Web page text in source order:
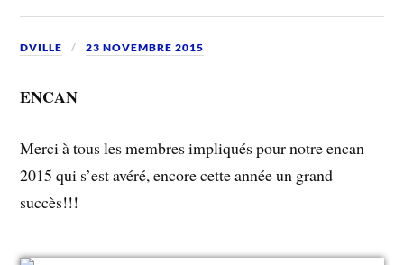
DVILLE 23 NOVEMBRE 2015
ENCAN
Merci à tous les membres impliqués pour notre encan
2015 qui s’est avéré, encore cette année un grand
succès!!!